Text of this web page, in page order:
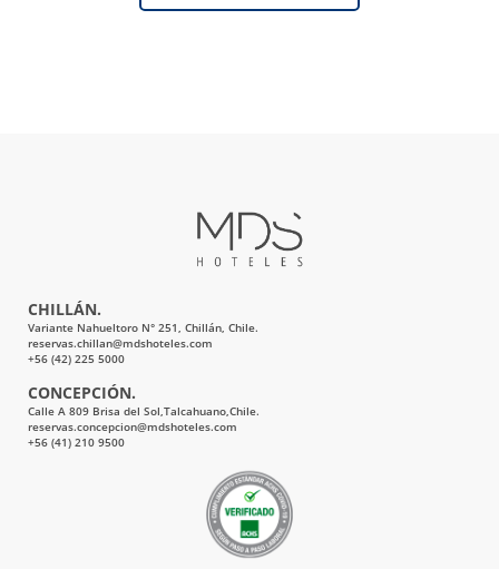
CHILLÁN.
Variante Nahueltoro N° 251, Chillán, Chile.
reservas.chillan@mdshoteles.com
+56 (42) 225 5000
CONCEPCIÓN.
Calle A 809 Brisa del Sol,Talcahuano,Chile.
reservas.concepcion@mdshoteles.com
+56 (41) 210 9500